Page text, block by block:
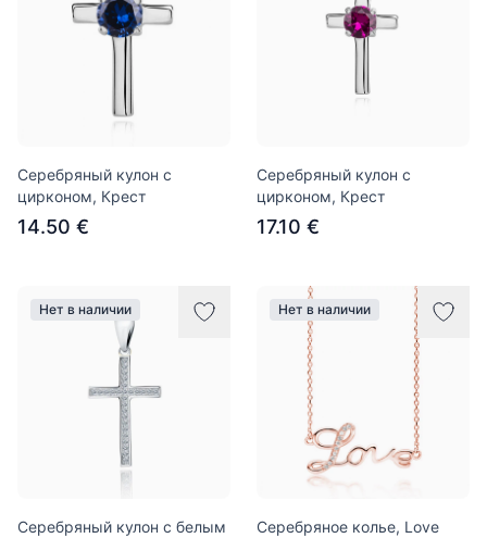
Серебряный кулон с
цирконом, Крест
14.50 €
Серебряный кулон с
цирконом, Крест
17.10 €
Нет в наличии
Серебряный кулон с белым
Нет в наличии
Серебряное колье, Love